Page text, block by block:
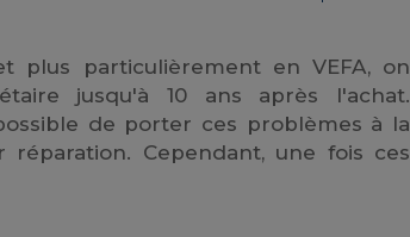
plus particulièrement en VEFA, on
jusqu'à 10 ans après l'achat.
de porter ces problèmes à la
Cependant, une fois ces